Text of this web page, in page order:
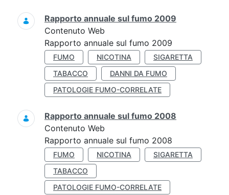
Rapporto annuale sul fumo 2009
Contenuto Web
Rapporto annuale sul fumo 2009
FUMO NICOTINA
SIGARETTA
TABACCO
DANNI DA FUMO
PATOLOGIE FUMO-CORRELATE
Rapporto annuale sul fumo 2008
Contenuto Web
Rapporto annuale sul fumo 2008
FUMO NICOTINA
SIGARETTA
TABACCO
PATOLOGIE FUMO-CORRELATE